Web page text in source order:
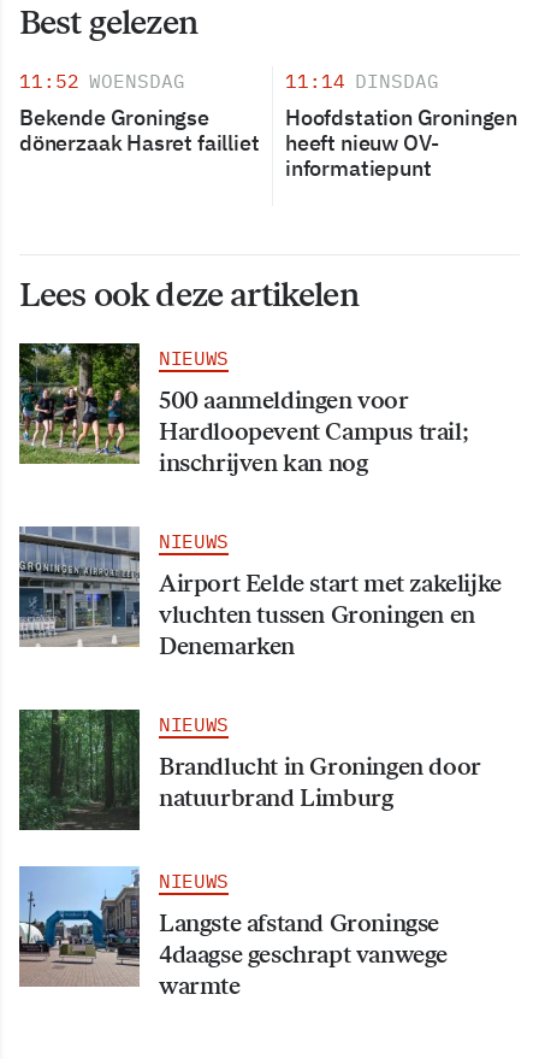
Best gelezen
11:52 WOENSDAG
Bekende Groningse
dönerzaak Hasret failliet
11:14 DINSDAG
Hoofdstation Groningen
heeft nieuw OV-
informatiepunt
Lees ook deze artikelen
NIEUWS
500 aanmeldingen voor
Hardloopevent Campus trail;
inschrijven kan nog
NIEUWS
Airport Eelde start met zakelijke
vluchten tussen Groningen en
Denemarken
NIEUWS
Brandlucht in Groningen door
natuurbrand Limburg
NIEUWS
Langste afstand Groningse
4daagse geschrapt vanwege
warmte